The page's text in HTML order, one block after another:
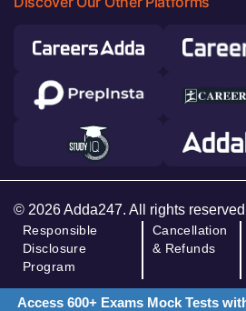
© 2026 Adda247. All rights
Responsible
Disclosure
Program
Cancellation
& Refunds
Access 600+ Exams Mock Tests